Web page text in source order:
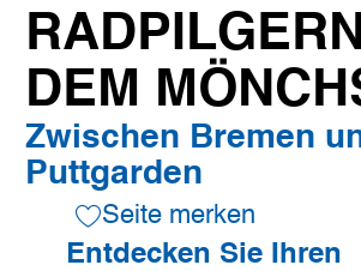
DEM
Zwischen Bremen
Puttgarden
Seite merken
Entdecken Sie Ihren